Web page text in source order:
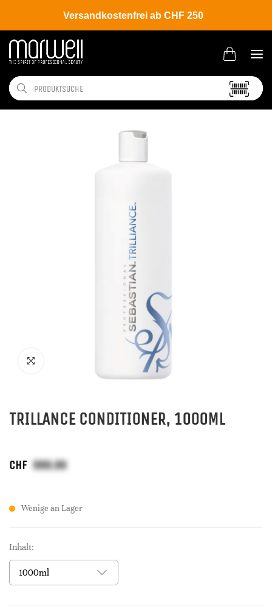
Versandkostenfrei ab CHF 250
Shop Brands Wella
TRILLANCE CONDITIONER, 1000ML
CHF
Wenige an Lager
Inhalt: